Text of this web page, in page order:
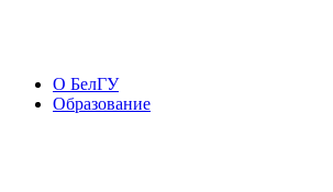
О БелГУ
Образование